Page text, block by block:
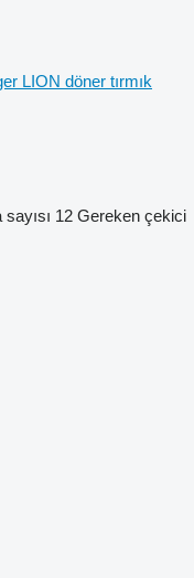
LION döner tırmık
sayısı 12 Gereken çekici